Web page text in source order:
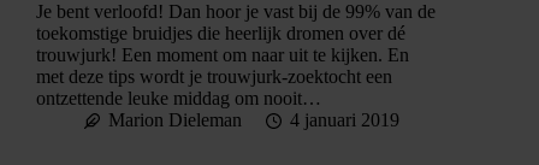
Je bent verloofd! Dan hoor je vast bij de 99% van de
toekomstige bruidjes die heerlijk dromen over dé
trouwjurk! Een moment om naar uit te kijken. En
met deze tips wordt je trouwjurk-zoektocht een
ontzettende leuke middag om nooit…
Marion Dieleman
4 januari 2019